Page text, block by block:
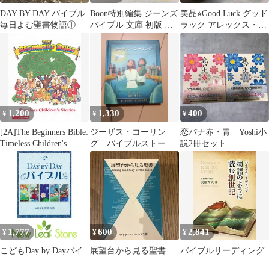
DAY BY DAY バイブル
毎日よむ聖書物語①
Boon特別編集 ジーンズ
バイブル 文庫 初版 帯
美品⭐︎Good Luck グッド
ラック アレックス・ロ
ビラ 田内志文 訳
¥ 1,200
[2A]The Beginners Bible:
Timeless Children's
Stories
¥ 1,330
ジーザス・コーリン
グ バイブルストーリ
ーブック
¥400
恋バナ赤・青 Yoshi小
説2冊セット
¥ 1,777
こどもDay by Dayバイ
¥600
展望台から見る聖書
¥2,841
バイブルリーディング